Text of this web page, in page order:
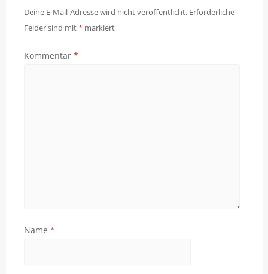
Deine E-Mail-Adresse wird nicht veröffentlicht. Erforderliche
Felder sind mit* markiert
Kommentar *
Name *